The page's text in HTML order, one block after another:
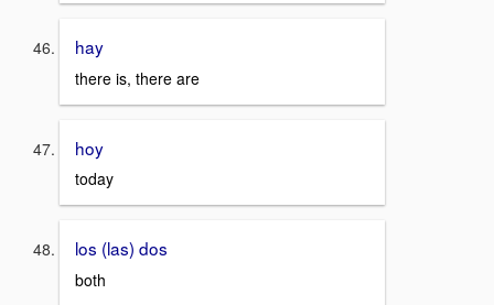
hay
there is, there are
hoy
today
los (las) dos
both